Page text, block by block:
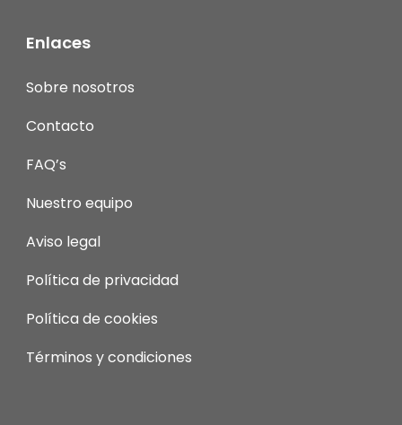
Enlaces
Sobre nosotros
Contacto
FAQ’s
Nuestro equipo
Aviso legal
Política de privacidad
Política de cookies
Términos y condiciones